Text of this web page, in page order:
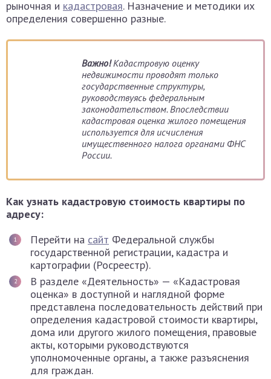
рыночная и кадастровая. Назначение и методики их
определения совершенно разные.
Важно!Кадастровую оценку
недвижимости проводят только
государственные структуры,
руководствуясь федеральным
законодательством. Впоследствии
кадастровая оценка жилого помещения
используется для исчисления
имущественного налога органами ФНС
России.
Как узнать кадастровую стоимость квартиры по
адресу:
Перейти на сайт Федеральной службы
государственной регистрации, кадастра и
картографии (Росреестр).
В разделе «Деятельность» — «Кадастровая
оценка» в доступной и наглядной форме
представлена последовательность действий при
определения кадастровой стоимости квартиры,
дома или другого жилого помещения, правовые
акты, которыми руководствуются
уполномоченные органы, а также разъяснения
для граждан.